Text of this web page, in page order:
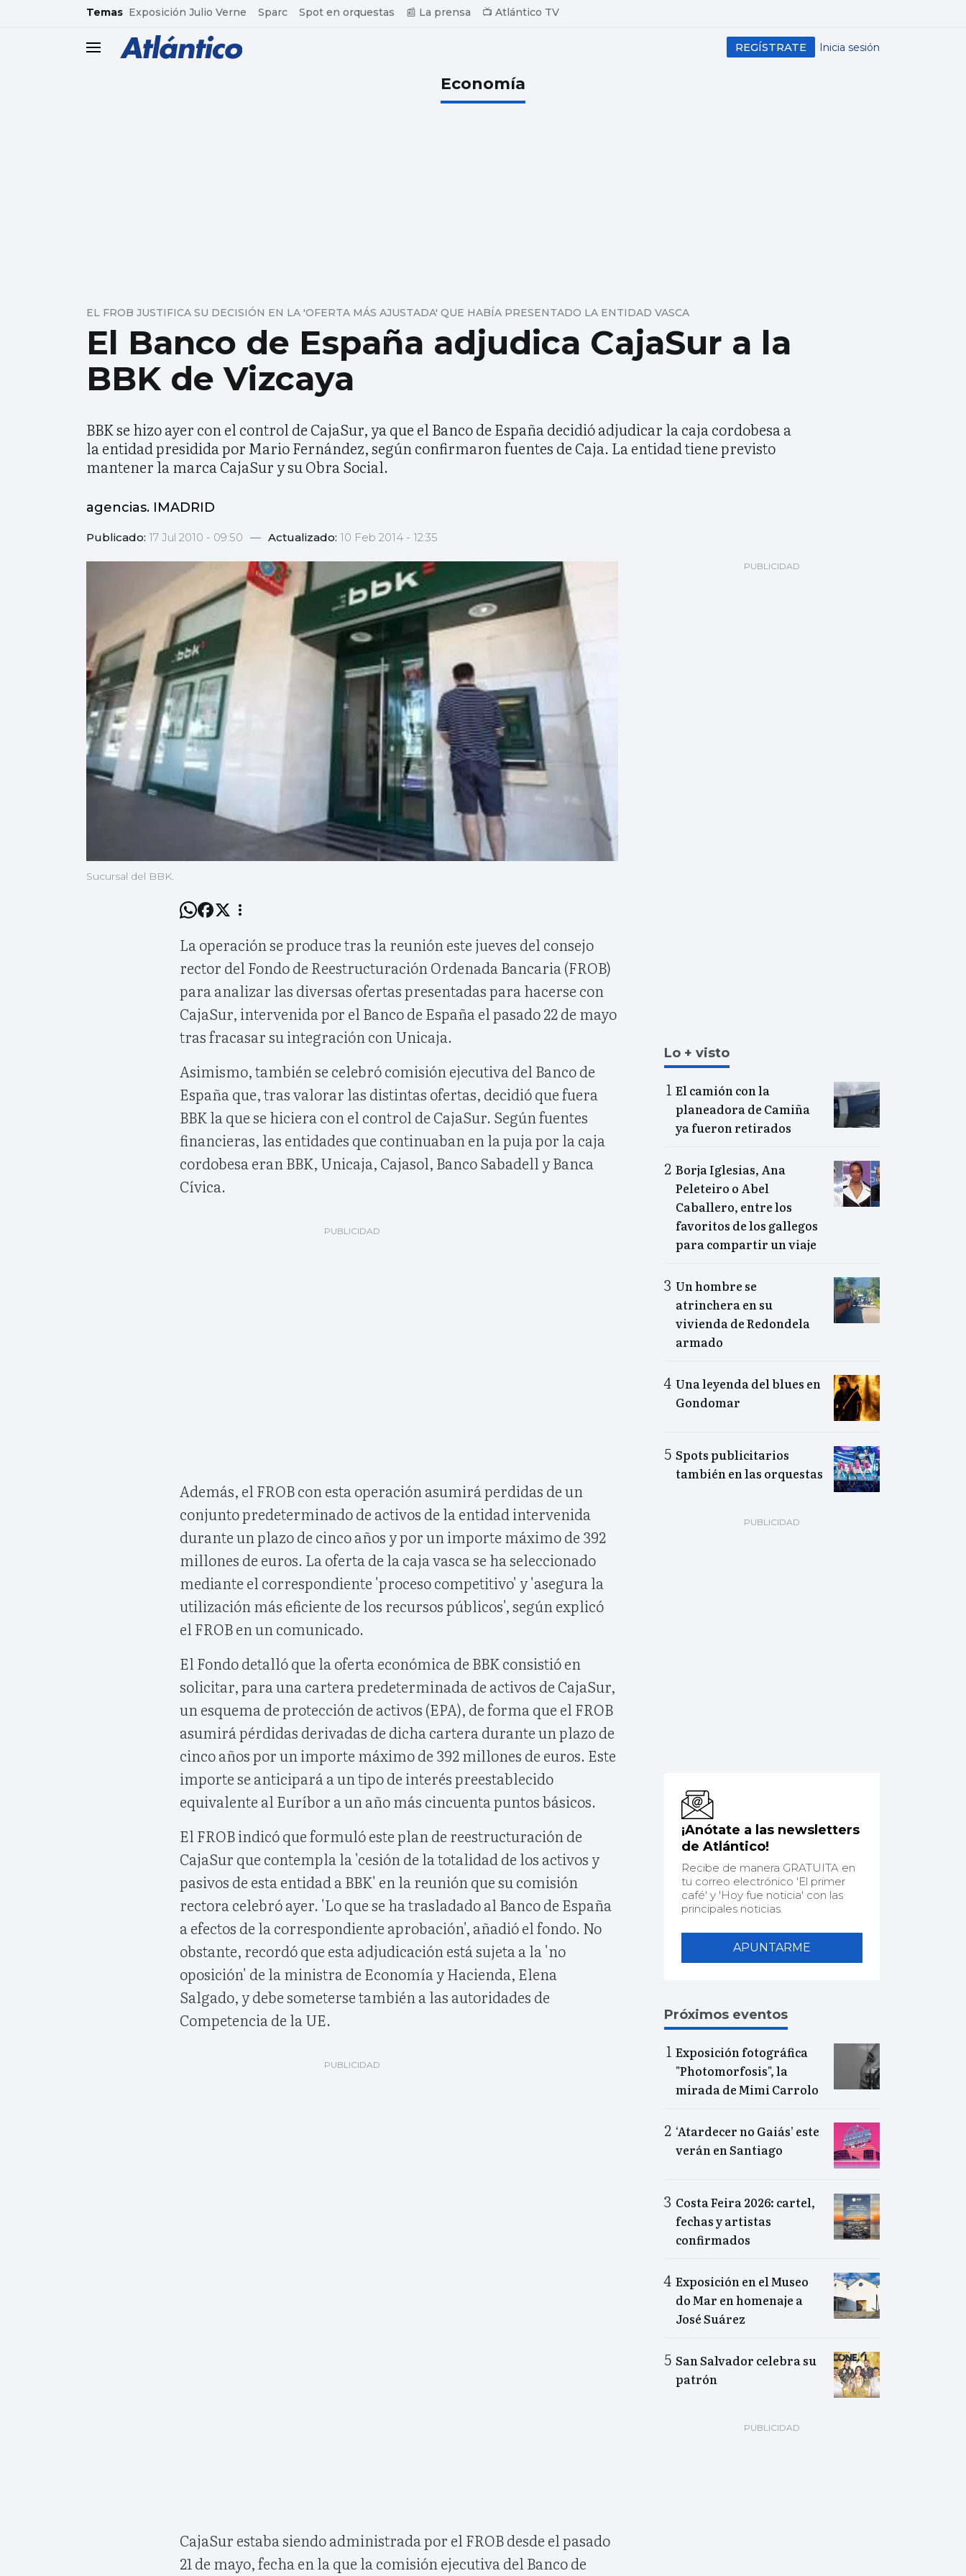
common.go-to-content
Temas Exposición Julio Verne Sparc Spot en orquestas 📰 La prensa 📺 Atlántico TV
header.menu.open Inicia sesión
REGÍSTRATE
Economía
El Banco de España adjudica CajaSur a la
BBK de Vizcaya
EL FROB JUSTIFICA SU DECISIÓN EN LA 'OFERTA MÁS AJUSTADA' QUE HABÍA PRESENTADO LA ENTIDAD VASCA
BBK se hizo ayer con el control de CajaSur, ya que el Banco de España decidió adjudicar la caja cordobesa a
la entidad presidida por Mario Fernández, según confirmaron fuentes de Caja. La entidad tiene previsto
mantener la marca CajaSur y su Obra Social.
agencias. IMADRID
Publicado: 17 Jul 2010 - 09:50 — Actualizado: 10 Feb 2014 - 12:35
Sucursal del BBK.
La operación se produce tras la reunión este jueves del consejo
rector del Fondo de Reestructuración Ordenada Bancaria (FROB)
para analizar las diversas ofertas presentadas para hacerse con
CajaSur, intervenida por el Banco de España el pasado 22 de mayo
tras fracasar su integración con Unicaja.
Asimismo, también se celebró comisión ejecutiva del Banco de
España que, tras valorar las distintas ofertas, decidió que fuera
BBK la que se hiciera con el control de CajaSur. Según fuentes
financieras, las entidades que continuaban en la puja por la caja
cordobesa eran BBK, Unicaja, Cajasol, Banco Sabadell y Banca
Cívica.
Además, el FROB con esta operación asumirá perdidas de un
conjunto predeterminado de activos de la entidad intervenida
durante un plazo de cinco años y por un importe máximo de 392
millones de euros. La oferta de la caja vasca se ha seleccionado
mediante el correspondiente 'proceso competitivo' y 'asegura la
utilización más eficiente de los recursos públicos', según explicó
el FROB en un comunicado.
El Fondo detalló que la oferta económica de BBK consistió en
solicitar, para una cartera predeterminada de activos de CajaSur,
un esquema de protección de activos (EPA), de forma que el FROB
asumirá pérdidas derivadas de dicha cartera durante un plazo de
cinco años por un importe máximo de 392 millones de euros. Este
importe se anticipará a un tipo de interés preestablecido
equivalente al Euríbor a un año más cincuenta puntos básicos.
El FROB indicó que formuló este plan de reestructuración de
CajaSur que contempla la 'cesión de la totalidad de los activos y
pasivos de esta entidad a BBK' en la reunión que su comisión
rectora celebró ayer. 'Lo que se ha trasladado al Banco de España
a efectos de la correspondiente aprobación', añadió el fondo. No
obstante, recordó que esta adjudicación está sujeta a la 'no
oposición' de la ministra de Economía y Hacienda, Elena
Salgado, y debe someterse también a las autoridades de
Competencia de la UE.
CajaSur estaba siendo administrada por el FROB desde el pasado
21 de mayo, fecha en la que la comisión ejecutiva del Banco de
Lo + visto
El camión con la
planeadora de Camiña
ya fueron retirados
Borja Iglesias, Ana
Peleteiro o Abel
Caballero, entre los
favoritos de los gallegos
para compartir un viaje
Un hombre se
atrinchera en su
vivienda de Redondela
armado
Una leyenda del blues en
Gondomar
Spots publicitarios
también en las orquestas
¡Anótate a las newsletters
de Atlántico!
Recibe de manera GRATUITA en
tu correo electrónico 'El primer
café' y 'Hoy fue noticia' con las
principales noticias.
APUNTARME
Próximos eventos
Exposición fotográfica
"Photomorfosis", la
mirada de Mimi Carrolo
‘Atardecer no Gaiás’ este
verán en Santiago
Costa Feira 2026: cartel,
fechas y artistas
confirmados
Exposición en el Museo
do Mar en homenaje a
José Suárez
San Salvador celebra su
patrón